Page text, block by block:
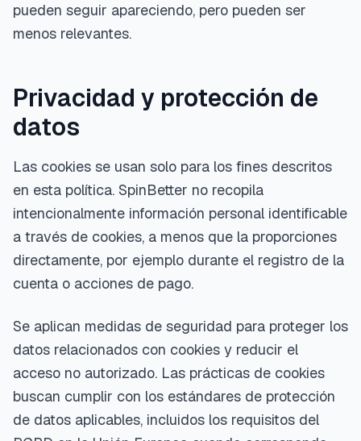
pueden seguir apareciendo, pero pueden ser
menos relevantes.
Privacidad y protección de
datos
Las cookies se usan solo para los fines descritos
en esta política. SpinBetter no recopila
intencionalmente información personal identificable
a través de cookies, a menos que la proporciones
directamente, por ejemplo durante el registro de la
cuenta o acciones de pago.
Se aplican medidas de seguridad para proteger los
datos relacionados con cookies y reducir el
acceso no autorizado. Las prácticas de cookies
buscan cumplir con los estándares de protección
de datos aplicables, incluidos los requisitos del